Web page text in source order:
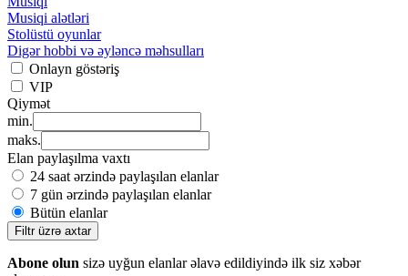
Musiqi alətləri
Stolüstü oyunlar
Digər hobbi və əyləncə məhsulları
Onlayn göstəriş
VIP
Qiymət
min.
maks.
Elan paylaşılma vaxtı
24 saat ərzində paylaşılan elanlar
7 gün ərzində paylaşılan elanlar
Bütün elanlar
Filtr üzrə axtar
Abone olun sizə uyğun elanlar əlavə edildiyində ilk siz xəbər